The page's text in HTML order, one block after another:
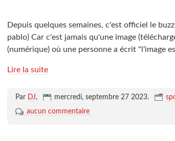
Depuis quelques semaines, c'est officiel le
pablo) Car c'est jamais qu'une image
(numérique) où une personne a écrit "l'image
Lire la suite
Par DJ, mercredi, septembre 27 2023.
aucun commentaire